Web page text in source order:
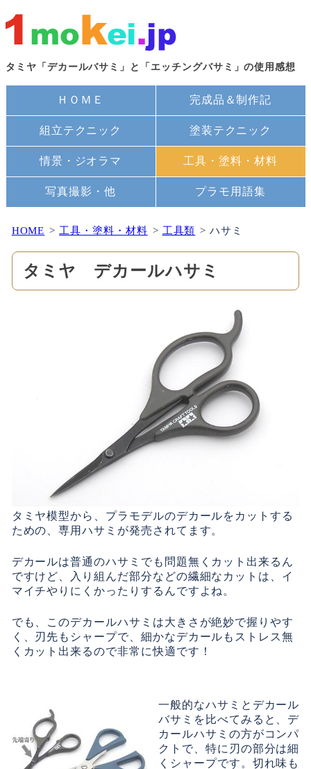
タミヤ「デカールバサミ」と「エッチングバサミ」の使用感想
ＨＯＭＥ 完成品＆制作記
組立テクニック 塗装テクニック
情景・ジオラマ 工具・塗料・材料
写真撮影・他 プラモ用語集
HOME 工具・塗料・材料 工具類 ハサミ
タミヤ デカールハサミ
タミヤ模型から、プラモデルのデカールをカットする
ための、専用ハサミが発売されてます。
デカールは普通のハサミでも問題無くカット出来るん
ですけど、入り組んだ部分などの繊細なカットは、イ
マイチやりにくかったりするんですよね。
でも、このデカールハサミは大きさが絶妙で握りやす
く、刃先もシャープで、細かなデカールもストレス無
くカット出来るので非常に快適です！
一般的なハサミとデカール
バサミを比べてみると、デ
カールハサミの方がコンパ
クトで、特に刃の部分は細
くシャープです。切れ味も